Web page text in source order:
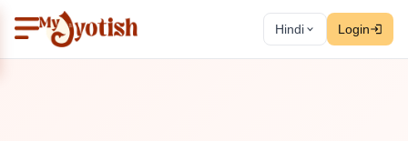
Hindi Login